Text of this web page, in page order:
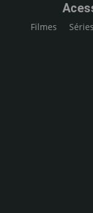
Filmes Séries